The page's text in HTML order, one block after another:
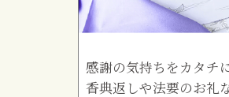
感謝の気持ちをカタチに
香典返しや法要のお礼な